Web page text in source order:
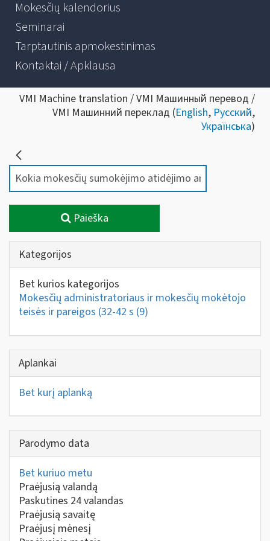
Mokesčių kalendorius
Seminarai
Tarptautinis apmokestinimas
Kontaktai / Apklausa
VMI Machine translation / VMI Машинный перевод /
VMI Машинний переклад (English, Русский,
Українська)
Paieška
Kategorijos
Bet kurios kategorijos
Mokesčių administratoriaus ir mokesčių mokėtojo
teisės ir pareigos (32-42 s (9)
Aplankai
Bet kurį aplanką
Parodymo data
Bet kuriuo metu
Praėjusią valandą
Paskutines 24 valandas
Praėjusią savaitę
Praėjusį mėnesį